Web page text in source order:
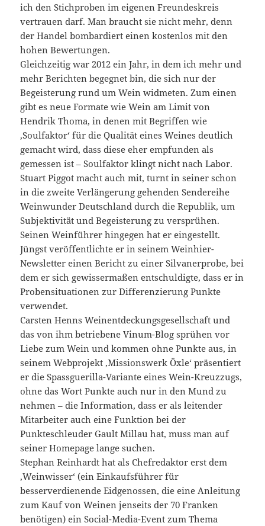
ich den Stichproben im eigenen Freundeskreis
vertrauen darf. Man braucht sie nicht mehr, denn
der Handel bombardiert einen kostenlos mit den
hohen Bewertungen.
Gleichzeitig war 2012 ein Jahr, in dem ich mehr und
mehr Berichten begegnet bin, die sich nur der
Begeisterung rund um Wein widmeten. Zum einen
gibt es neue Formate wie Wein am Limit von
Hendrik Thoma, in denen mit Begriffen wie
,Soulfaktor‘ für die Qualität eines Weines deutlich
gemacht wird, dass diese eher empfunden als
gemessen ist – Soulfaktor klingt nicht nach Labor.
Stuart Piggot macht auch mit, turnt in seiner schon
in die zweite Verlängerung gehenden Sendereihe
Weinwunder Deutschland durch die Republik, um
Subjektivität und Begeisterung zu versprühen.
Seinen Weinführer hingegen hat er eingestellt.
Jüngst veröffentlichte er in seinem Weinhier-
Newsletter einen Bericht zu einer Silvanerprobe, bei
dem er sich gewissermaßen entschuldigte, dass er in
Probensituationen zur Differenzierung Punkte
verwendet.
Carsten Henns Weinentdeckungsgesellschaft und
das von ihm betriebene Vinum-Blog sprühen vor
Liebe zum Wein und kommen ohne Punkte aus, in
seinem Webprojekt ,Missionswerk Öxle‘ präsentiert
er die Spassguerilla-Variante eines Wein-Kreuzzugs,
ohne das Wort Punkte auch nur in den Mund zu
nehmen – die Information, dass er als leitender
Mitarbeiter auch eine Funktion bei der
Punkteschleuder Gault Millau hat, muss man auf
seiner Homepage lange suchen.
Stephan Reinhardt hat als Chefredaktor erst dem
,Weinwisser‘ (ein Einkaufsführer für
besserverdienende Eidgenossen, die eine Anleitung
zum Kauf von Weinen jenseits der 70 Franken
benötigen) ein Social-Media-Event zum Thema